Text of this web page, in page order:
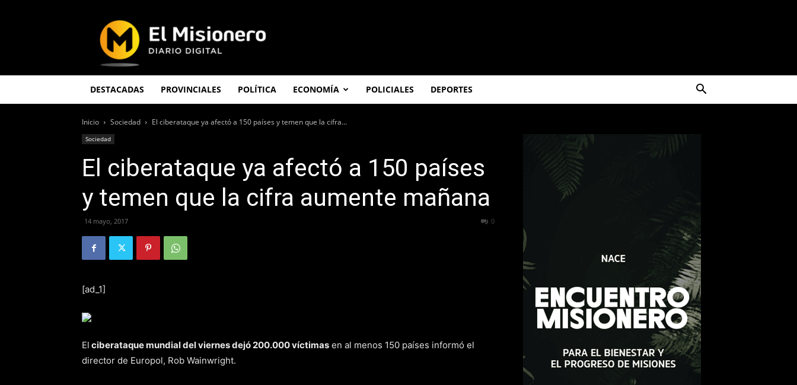
Misionero
DESTACADAS PROVINCIALES POLÍTICA ECONOMÍA POLICIALES DEPORTES
Inicio Sociedad El ciberataque ya afectó a 150 países y temen que la cifra...
Sociedad
El ciberataque ya afectó a 150 países
y temen que la cifra aumente mañana
14 mayo, 2017 0
[ad_1]
El ciberataque mundial del viernes dejó 200.000 víctimas en al menos 150 países informó el
director de Europol, Rob Wainwright.